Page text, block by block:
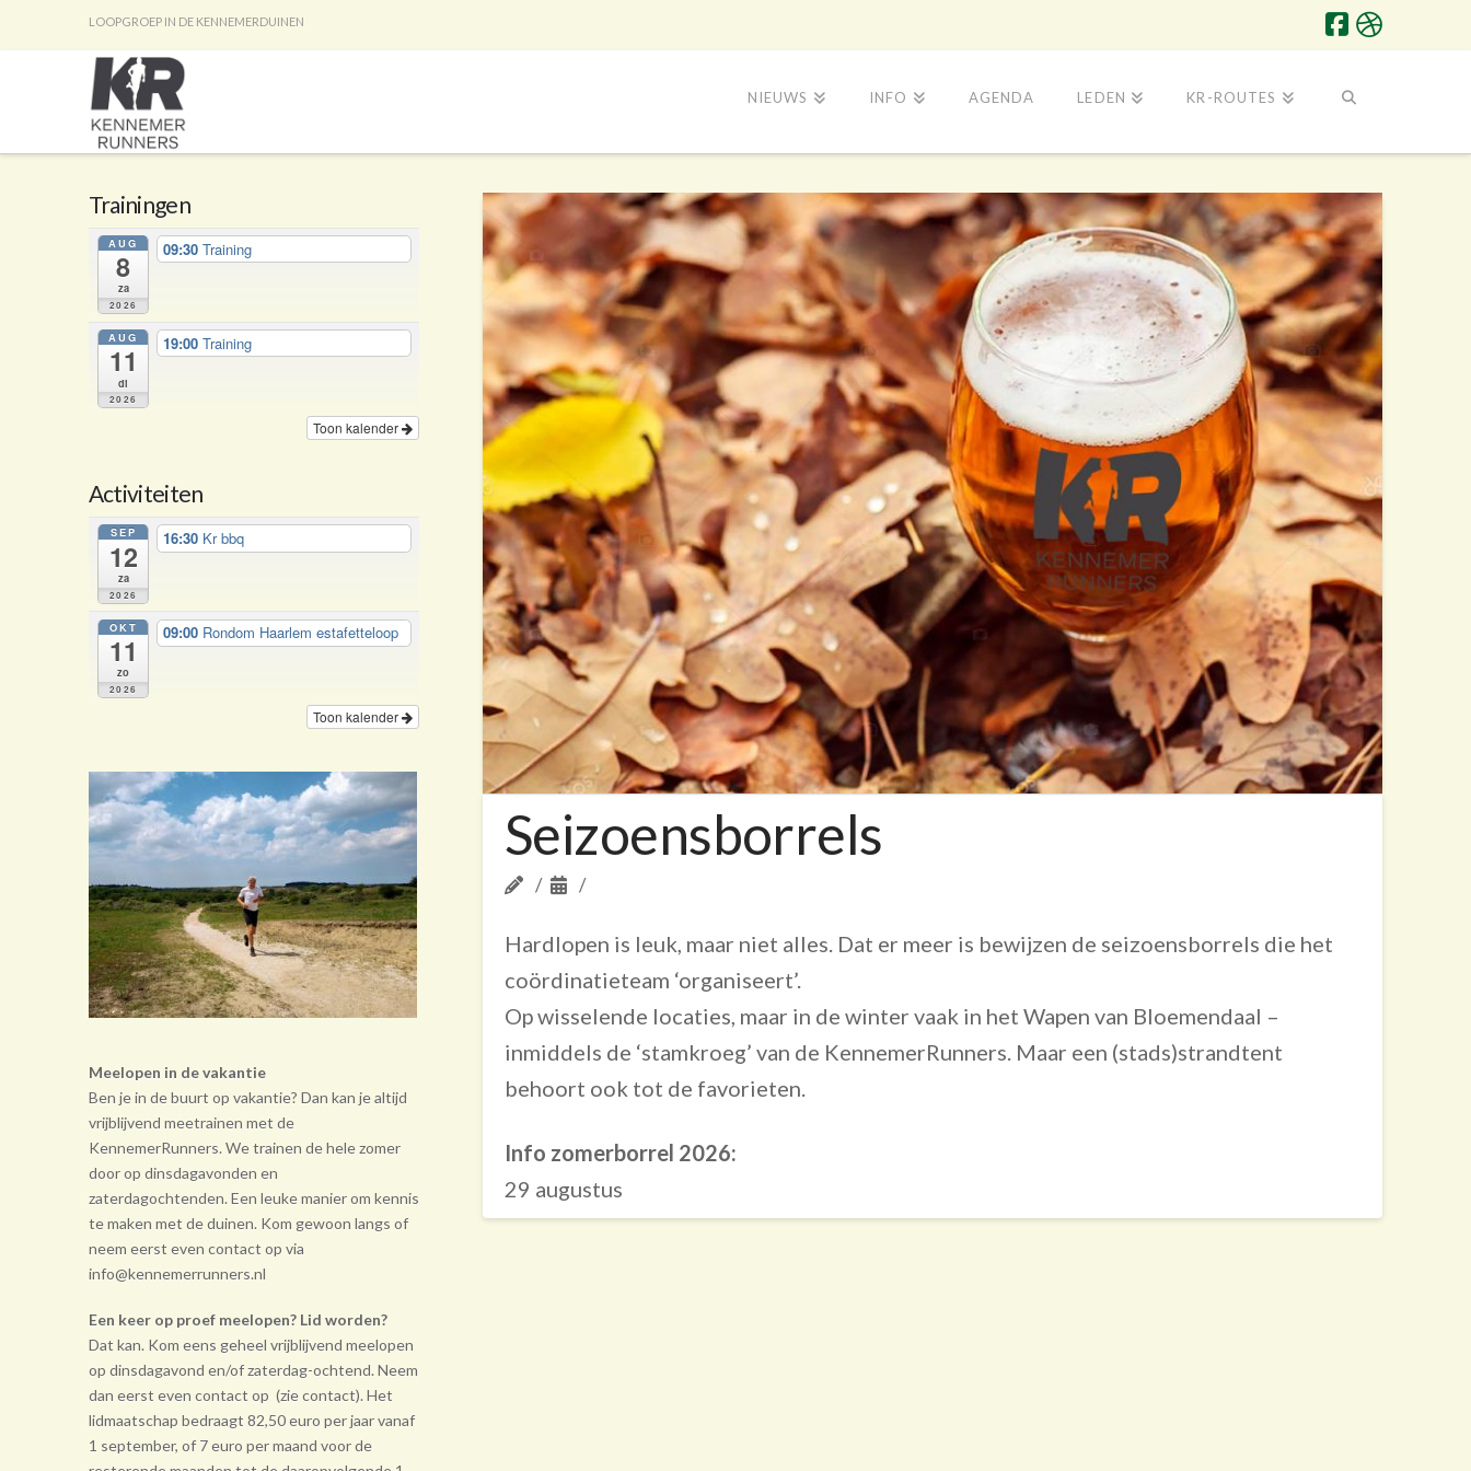
LOOPGROEP IN DE KENNEMERDUINEN
NIEUWS INFO AGENDA LEDEN KR-ROUTES
Seizoensborrels
Hardlopen is leuk, maar niet alles. Dat er meer is bewijzen de seizoensborrels die het
coördinatieteam ‘organiseert’.
Op wisselende locaties, maar in de winter vaak in het Wapen van Bloemendaal –
inmiddels de ‘stamkroeg’ van de KennemerRunners. Maar een (stads)strandtent
behoort ook tot de favorieten.
Info zomerborrel 2026:
29 augustus
Trainingen
AUG
8
za
2026
09:30Training
AUG
11
di
2026
19:00Training
Toon kalender
Activiteiten
SEP
12
za
2026
16:30 Kr bbq
OKT
11
zo
2026
09:00 Rondom Haarlem estafetteloop
Toon kalender
Meelopen in de vakantie
Ben je in de buurt op vakantie? Dan kan je altijd
vrijblijvend meetrainen met de
KennemerRunners. We trainen de hele zomer
door op dinsdagavonden en
zaterdagochtenden. Een leuke manier om kennis
te maken met de duinen. Kom gewoon langs of
neem eerst even contact op via
info@kennemerrunners.nl
Een keer op proef meelopen? Lid worden?
Dat kan. Kom eens geheel vrij­blijvend meelopen
op dinsdagavond en/of zaterdag-ochtend. Neem
dan eerst even contact op (zie contact). Het
lidmaatschap bedraagt 82,50 euro per jaar vanaf
1 september, of 7 euro per maand voor de